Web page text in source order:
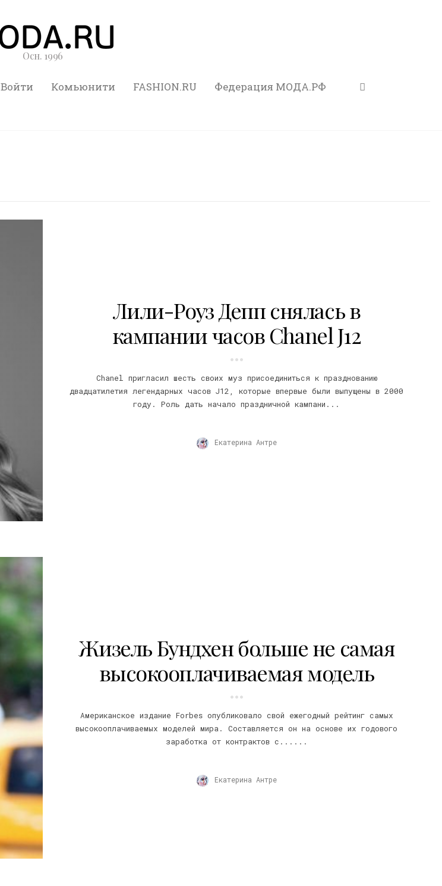
Осн. 1996
Войти Комьюнити FASHION.RU Федерация МОДА.РФ
Лили-Роуз Депп снялась в
кампании часов Chanel J12
Chanel пригласил шесть своих муз присоединиться к празднованию
двадцатилетия легендарных часов J12, которые впервые были выпущены в 2000
году. Роль дать начало праздничной кампани...
Екатерина Антре
Жизель Бундхен больше не самая
высокооплачиваемая модель
Американское издание Forbes опубликовало свой ежегодный рейтинг самых
высокооплачиваемых моделей мира. Составляется он на основе их годового
заработка от контрактов с......
Екатерина Антре